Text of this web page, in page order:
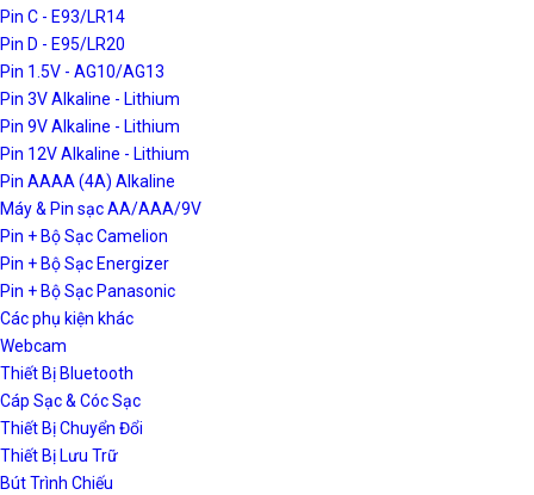
Pin C - E93/LR14
Pin D - E95/LR20
Pin 1.5V - AG10/AG13
Pin 3V Alkaline - Lithium
Pin 9V Alkaline - Lithium
Pin 12V Alkaline - Lithium
Pin AAAA (4A) Alkaline
Máy & Pin sạc AA/AAA/9V
Pin + Bộ Sạc Camelion
Pin + Bộ Sạc Energizer
Pin + Bộ Sạc Panasonic
Các phụ kiện khác
Webcam
Thiết Bị Bluetooth
Cáp Sạc & Cóc Sạc
Thiết Bị Chuyển Đổi
Thiết Bị Lưu Trữ
Bút Trình Chiếu